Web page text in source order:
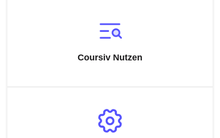
Coursiv Nutzen